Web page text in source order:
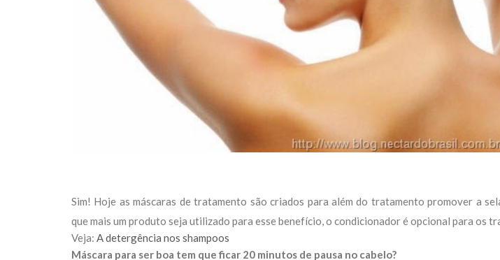
Sim! Hoje as máscaras de tratamento são criados para além do tratamento promover a
que mais um produto seja utilizado para esse benefício, o condicionador é opcional para os
Veja: A detergência nos shampoos
Máscara para ser boa tem que ficar 20 minutos de pausa no cabelo?